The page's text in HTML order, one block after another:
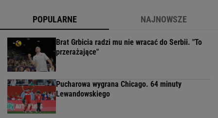
POPULARNE NAJNOWSZE
Brat Grbicia radzi mu nie wracać do Serbii. "To
przerażające"
Pucharowa wygrana Chicago. 64 minuty
Lewandowskiego